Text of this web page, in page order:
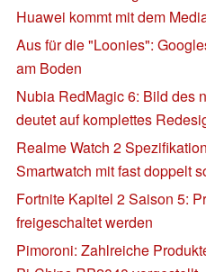
Huawei kommt mit dem
Aus für die "Loonies":
am Boden
Nubia RedMagic 6: Bild des
deutet auf komplettes
Realme Watch 2
Smartwatch mit fast doppelt
Fortnite Kapitel 2 Saison 5:
freigeschaltet werden
Pimoroni: Zahlreiche